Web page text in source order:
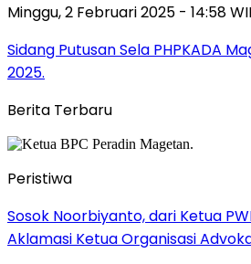
Minggu, 2 Februari 2025 - 14:58
Sidang Putusan Sela PHPKADA
2025.
Berita Terbaru
Peristiwa
Sosok Noorbiyanto, dari Ketua
Aklamasi Ketua Organisasi